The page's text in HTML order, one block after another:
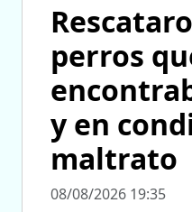
perros
y en
maltrato
08/08/2026 19:35